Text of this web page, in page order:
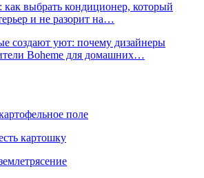
как выбрать кондиционер, который
и не разорит на…
создают уют: почему дизайнеры
Boheme для домашних…
поле
картошку